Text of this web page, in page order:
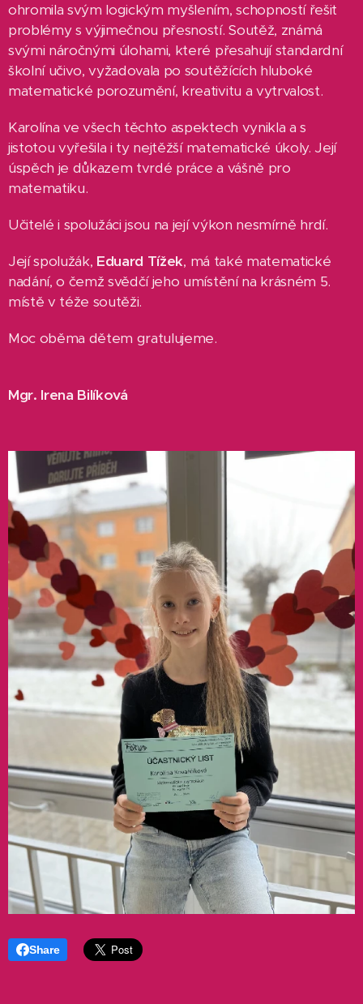
ohromila svým logickým myšlením, schopností řešit
problémy s výjimečnou přesností. Soutěž, známá
svými náročnými úlohami, které přesahují standardní
školní učivo, vyžadovala po soutěžících hluboké
matematické porozumění, kreativitu a vytrvalost.
Karolína ve všech těchto aspektech vynikla a s
jistotou vyřešila i ty nejtěžší matematické úkoly. Její
úspěch je důkazem tvrdé práce a vášně pro
matematiku.
Učitelé i spolužáci jsou na její výkon nesmírně hrdí.
Její spolužák, Eduard Tížek, má také matematické
nadání, o čemž svědčí jeho umístění na krásném 5.
místě v téže soutěži.
Moc oběma dětem gratulujeme.
Mgr. Irena Bilíková
Share